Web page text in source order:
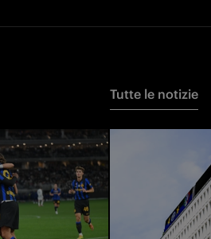
Tutte le notizie